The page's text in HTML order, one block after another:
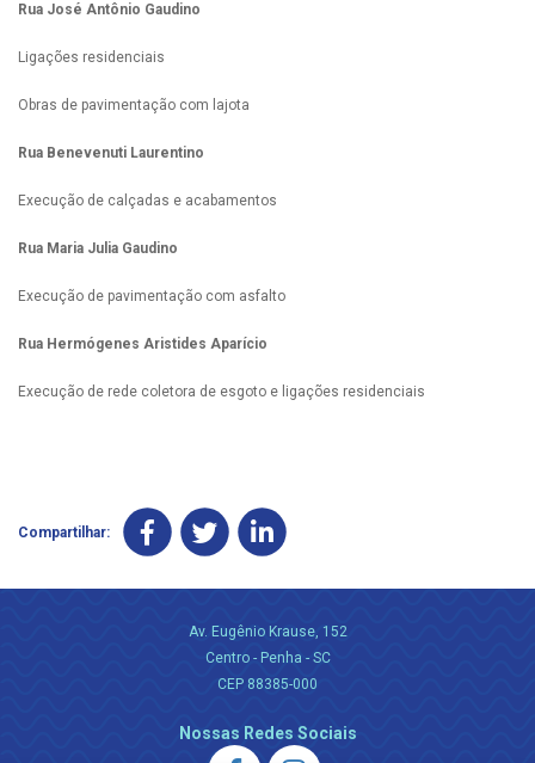
Rua José Antônio Gaudino
Ligações residenciais
Obras de pavimentação com lajota
Rua Benevenuti Laurentino
Execução de calçadas e acabamentos
Rua Maria Julia Gaudino
Execução de pavimentação com asfalto
Rua Hermógenes Aristides Aparício
Execução de rede coletora de esgoto e ligações residenciais
Compartilhar:
Av. Eugênio Krause, 152
Centro - Penha - SC
CEP 88385-000
Nossas Redes Sociais